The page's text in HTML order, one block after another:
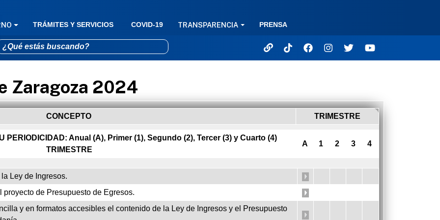
Pasar al contenido principal
PRINCIPAL
TRÁMITES Y SERVICIOS COVID-19 TRANSPARENCIA PRENSA
Zaragoza 2024
CONCEPTO TRIMESTRE
PERIODICIDAD: Anual (A), Primer (1), Segundo (2), Tercer (3) y Cuarto (4)
TRIMESTRE
A 1 2 3 4
Ley de Ingresos.
de Presupuesto de Egresos.
y en formatos accesibles el contenido de la Ley de Ingresos y el Presupuesto